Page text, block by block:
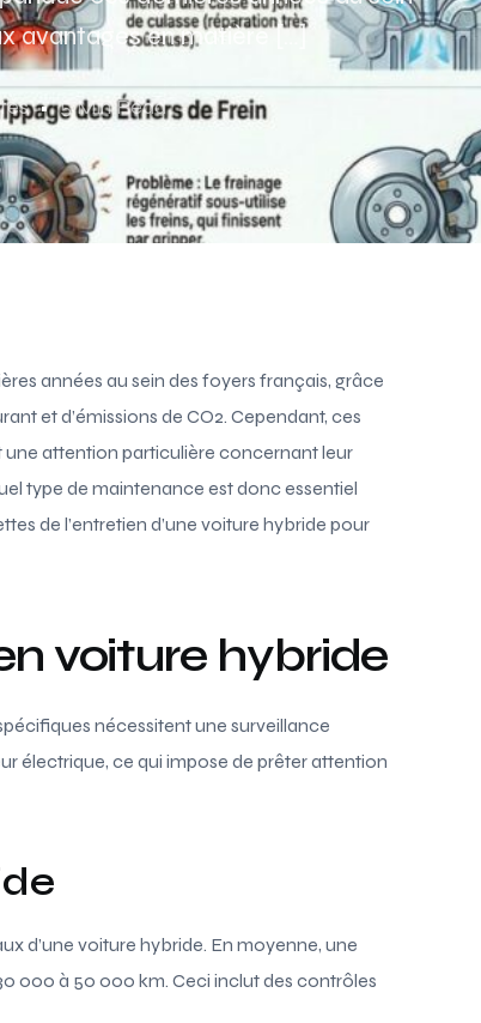
Assurance auto Toulouse
Assurance auto Lyon
Assurance auto Marseille
avantages en matière […]
5 Min Read
années au sein des foyers français, grâce
et d’émissions de CO2. Cependant, ces
une attention particulière concernant leur
type de maintenance est donc essentiel
de l’entretien d’une voiture hybride pour
voiture hybride
nécessitent une surveillance
électrique, ce qui impose de prêter attention
d’une voiture hybride. En moyenne, une
000 à 50 000 km. Ceci inclut des contrôles